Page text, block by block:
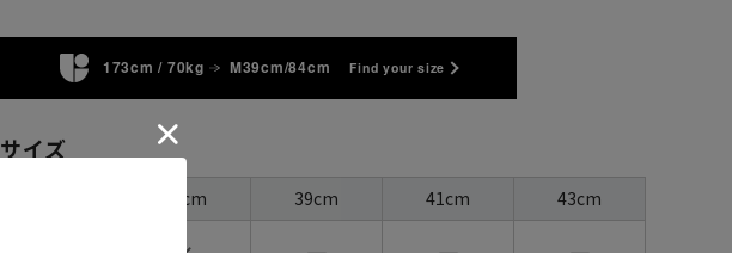
173cm / 70kg M39cm/84cm Find your size
サイズ
37cm 39cm 41cm 43cm